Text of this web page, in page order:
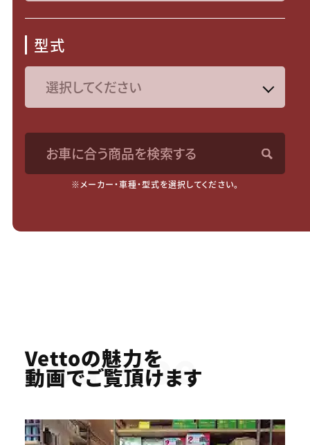
型式
お車に合う商品を検索する
※メーカー・車種・型式を選択してください。
Youtube
Vettoの魅力を
動画でご覧頂けます